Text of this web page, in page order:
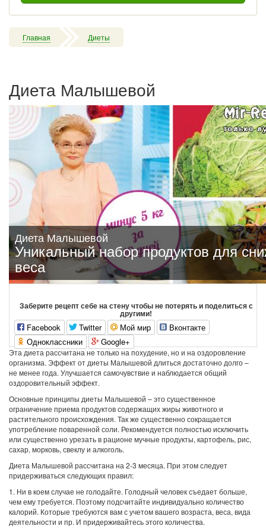
Главная Диеты
Диета Малышевой
Диета Малышевой
Уникальный набор продуктов для
веса
Заберите рецепт себе на стену чтобы не потерять и поделиться с
другими!
Facebook Twitter Мой мир
Вконтакте
Одноклассники
Google+
Эта диета рассчитана не только на похудение, но и на оздоровление
организма. Эффект от диеты Малышевой длиться достаточно долго –
не менее года. Улучшается самочувствие и наблюдается общий
оздоровительный эффект.
Основные принципы диеты Малышевой – это существенное
ограничение приема продуктов содержащих жиры животного и
растительного происхождения. Так же существенно сокращается
употребление поваренной соли. Рекомендуется полностью исключить
или существенно урезать в рационе мучные продукты, картофель, рис,
сахар, морковь, свеклу и алкоголь.
Диета Малышевой рассчитана на 2-3 месяца. При этом следует
придерживаться следующих правил:
1. Ни в коем случае не голодайте. Голодный человек съедает больше,
чем ему требуется. Поэтому подсчитайте индивидуально количество
калорий. Которые требуются вам с учетом вашего возраста, веса, вида
деятельности и пр. И придерживайтесь этого количества.